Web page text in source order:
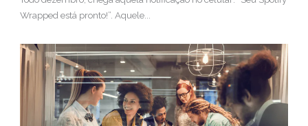
Wrapped está pronto!”. Aquele...